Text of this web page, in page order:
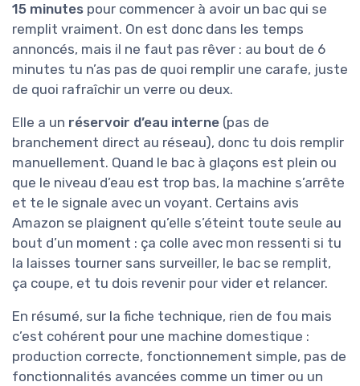
15 minutes pour commencer à avoir un bac qui se
remplit vraiment. On est donc dans les temps
annoncés, mais il ne faut pas rêver : au bout de 6
minutes tu n’as pas de quoi remplir une carafe, juste
de quoi rafraîchir un verre ou deux.
Elle a un réservoir d’eau interne (pas de
branchement direct au réseau), donc tu dois remplir
manuellement. Quand le bac à glaçons est plein ou
que le niveau d’eau est trop bas, la machine s’arrête
et te le signale avec un voyant. Certains avis
Amazon se plaignent qu’elle s’éteint toute seule au
bout d’un moment : ça colle avec mon ressenti si tu
la laisses tourner sans surveiller, le bac se remplit,
ça coupe, et tu dois revenir pour vider et relancer.
En résumé, sur la fiche technique, rien de fou mais
c’est cohérent pour une machine domestique :
production correcte, fonctionnement simple, pas de
fonctionnalités avancées comme un timer ou un